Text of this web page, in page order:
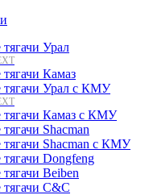
Урал
Камаз
тягачи Урал с КМУ
тягачи Камаз с КМУ
Shacman
тягачи Shacman с КМУ
Dongfeng
Beiben
C&C